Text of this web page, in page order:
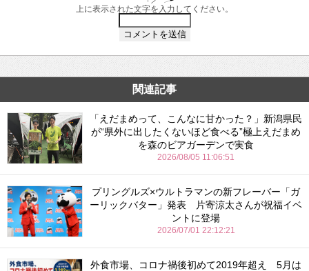
上に表示された文字を入力してください。
関連記事
「えだまめって、こんなに甘かった？」新潟県民
が“県外に出したくないほど食べる”極上えだまめ
を森のビアガーデンで実食
2026/08/05 11:06:51
プリングルズ×ウルトラマンの新フレーバー「ガ
ーリックバター」発表 片寄涼太さんが祝福イベ
ントに登場
2026/07/01 22:12:21
外食市場、コロナ禍後初めて2019年超え 5月は